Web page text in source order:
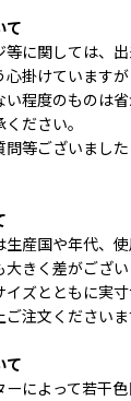
て
等に関しては、
心掛けていますが
い程度のものは
ださい。
問等ございまし
生産国や年代、
きく差がござい
イズとともに実
注文くださいま
て
によって若干色